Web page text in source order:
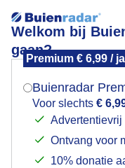
Welkom bij
gaan?
Premium € 6,99 /
Buienradar
Voor slechts €
Ontvang voor
10% donatie
De zon maakt het
Mogen we je
Indien je hier nog
verschijnt er zo